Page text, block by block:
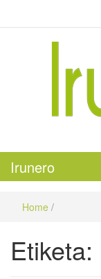
Irunero
Home /
Etiketa: